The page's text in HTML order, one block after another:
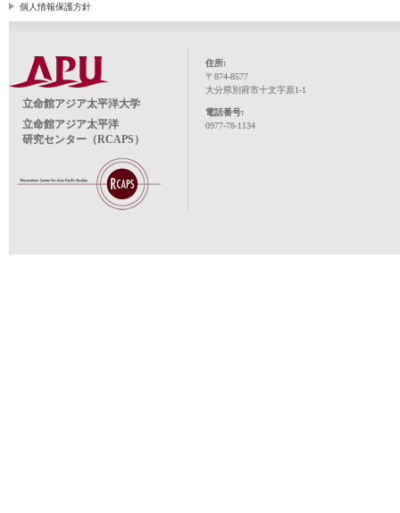
個人情報保護方針
立命館アジア太平洋大学
立命館アジア太平洋
研究センター（RCAPS）
住所:
〒874-8577
大分県別府市十文字原1-1
電話番号:
0977-78-1134